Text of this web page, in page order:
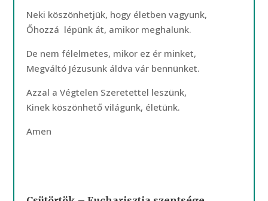
Neki köszönhetjük, hogy életben vagyunk,
Őhozzá lépünk át, amikor meghalunk.
De nem félelmetes, mikor ez ér minket,
Megváltó Jézusunk áldva vár bennünket.
Azzal a Végtelen Szeretettel leszünk,
Kinek köszönhető világunk, életünk.
Amen